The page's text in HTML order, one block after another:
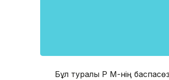
Бұл туралы ҚР ҚМ-нің